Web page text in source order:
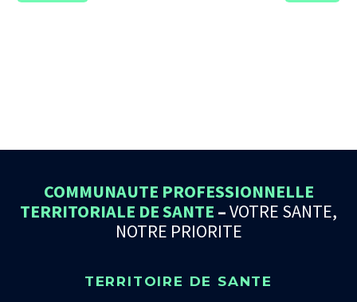
COMMUNAUTE PROFESSIONNELLE
TERRITORIALE DE SANTE –VOTRE SANTE,
NOTRE PRIORITE
TERRITOIRE DE SANTE